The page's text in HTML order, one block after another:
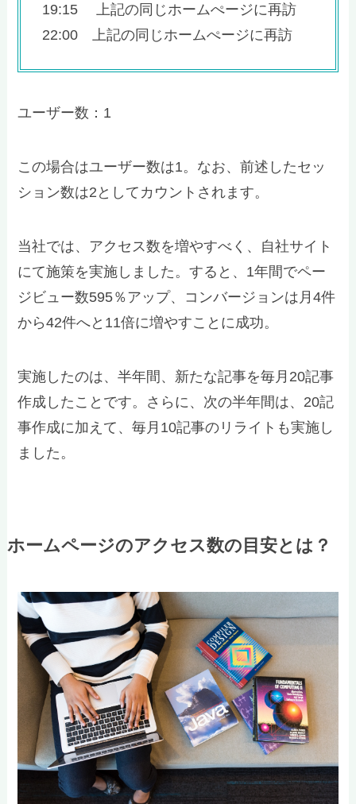
19:15 上記の同じホームぺージに再訪
22:00 上記の同じホームぺージに再訪
ユーザー数：1
この場合はユーザー数は1。なお、前述したセッ
ション数は2としてカウントされます。
当社では、アクセス数を増やすべく、自社サイト
にて施策を実施しました。すると、1年間でペー
ジビュー数595％アップ、コンバージョンは月4件
から42件へと11倍に増やすことに成功。
実施したのは、半年間、新たな記事を毎月20記事
作成したことです。さらに、次の半年間は、20記
事作成に加えて、毎月10記事のリライトも実施し
ました。
ホームページのアクセス数の目安とは？